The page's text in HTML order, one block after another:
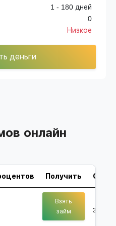
1 - 180 дней
0
Низкое
деньги
онлайн
Получить
Взять
займ
3000 -